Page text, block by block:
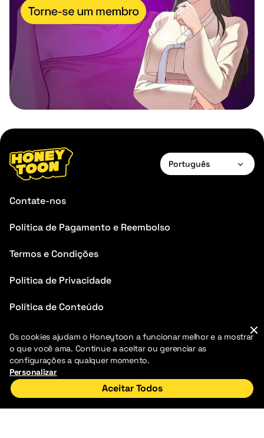
Português
Deutsch
Contate-nos
Política de Pagamento e Reembolso
Termos e Condições
Política de Privacidade
Política de Conteúdo
Perguntas Frequentes
Blog
Início Descobrir Minha Biblioteca
Os cookies ajudam o Honeytoon a funcionar melhor e a mostrar
o que você ama. Continue a aceitar ou gerenciar as
configurações a qualquer momento.
Personalizar
Aceitar Todos